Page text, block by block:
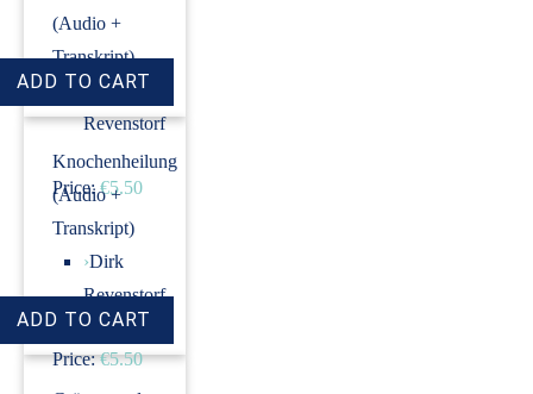
(Audio +
Transkript)
›Dirk
Revenstorf
Price: €5.50
Knochenheilung
(Audio +
Transkript)
›Dirk
Revenstorf
Price: €5.50